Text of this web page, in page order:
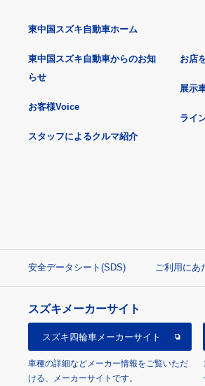
東中国スズキ自動車ホーム
東中国スズキ自動車からのお知
らせ
お客様Voice
スタッフによるクルマ紹介
お店
展示
ライ
安全データシート(SDS) ご利用にあ
スズキメーカーサイト
スズキ四輪車 メーカーサイト
車種の詳細などメーカー情報をご覧いただ
ける、メーカーサイトです。